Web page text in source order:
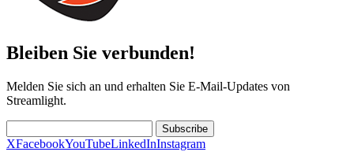
Bleiben Sie verbunden!
Melden Sie sich an und erhalten Sie E-Mail-Updates von
Streamlight.
Subscribe
XFacebookYouTubeLinkedInInstagram